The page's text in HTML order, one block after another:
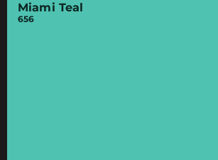
Miami Teal
656